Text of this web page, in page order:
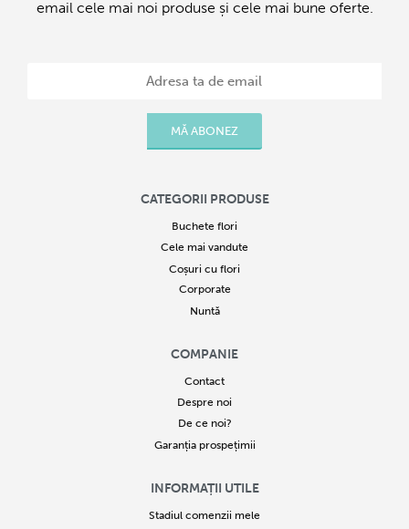
manifestat preferința pentru o anumită culoare, alege să îi trimiți un
binevoitor, iar atunci când este plasat într-o încăpere va transforma
Încânta-ți prietenele sau rudele cu un buchet sau coșuleț simpatic
de flori roz ce îi va face să se simtă bine primiți atunci când
email cele mai noi produse și cele mai bune oferte.
MĂ ABONEZ
CATEGORII PRODUSE
Buchete flori
Cele mai vandute
Coșuri cu flori
Corporate
Nuntă
COMPANIE
Contact
Despre noi
De ce noi?
Garanția prospețimii
INFORMAȚII UTILE
Stadiul comenzii mele